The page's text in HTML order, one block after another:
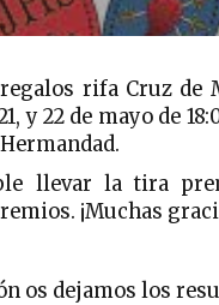
rifa Cruz de
y 22 de mayo de
llevar la tira
¡Muchas
os dejamos los